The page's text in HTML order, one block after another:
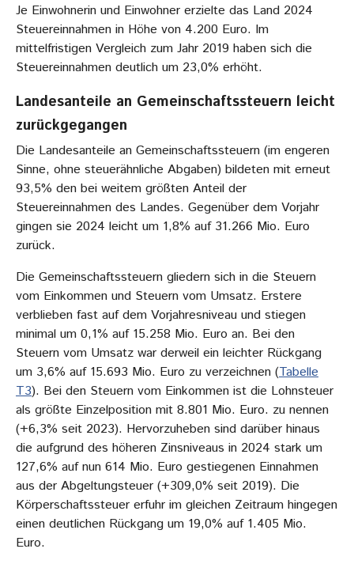
Je Einwohnerin und Einwohner erzielte das Land 2024
Steuereinnahmen in Höhe von 4.200 Euro. Im
mittelfristigen Vergleich zum Jahr 2019 haben sich die
Steuereinnahmen deutlich um 23,0% erhöht.
Landesanteile an Gemeinschaftssteuern leicht
zurückgegangen
Die Landesanteile an Gemeinschaftssteuern (im engeren
Sinne, ohne steuerähnliche Abgaben) bildeten mit erneut
93,5% den bei weitem größten Anteil der
Steuereinnahmen des Landes. Gegenüber dem Vorjahr
gingen sie 2024 leicht um 1,8% auf 31.266 Mio. Euro
zurück.
Die Gemeinschaftssteuern gliedern sich in die Steuern
vom Einkommen und Steuern vom Umsatz. Erstere
verblieben fast auf dem Vorjahresniveau und stiegen
minimal um 0,1% auf 15.258 Mio. Euro an. Bei den
Steuern vom Umsatz war derweil ein leichter Rückgang
um 3,6% auf 15.693 Mio. Euro zu verzeichnen (Tabelle
T3). Bei den Steuern vom Einkommen ist die Lohnsteuer
als größte Einzelposition mit 8.801 Mio. Euro. zu nennen
(+6,3% seit 2023). Hervorzuheben sind darüber hinaus
die aufgrund des höheren Zinsniveaus in 2024 stark um
127,6% auf nun 614 Mio. Euro gestiegenen Einnahmen
aus der Abgeltungsteuer (+309,0% seit 2019). Die
Körperschaftssteuer erfuhr im gleichen Zeitraum hingegen
einen deutlichen Rückgang um 19,0% auf 1.405 Mio.
Euro.